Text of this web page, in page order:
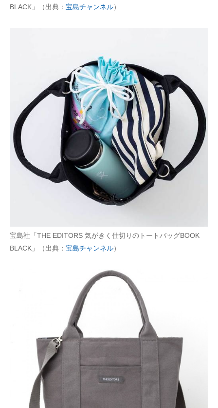
BLACK」（出典： 宝島チャンネル）
宝島社「THE EDITORS 気がきく仕切りのトートバッグBOOK
BLACK」（出典： 宝島チャンネル）